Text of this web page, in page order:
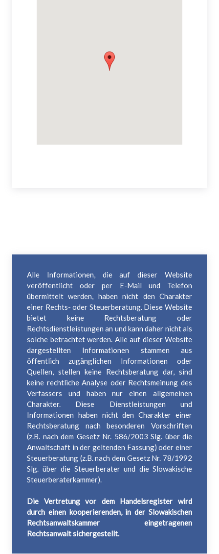
Alle Informationen, die auf dieser Website
veröffentlicht oder per E-Mail und Telefon
übermittelt werden, haben nicht den Charakter
einer Rechts- oder Steuerberatung. Diese Website
bietet keine Rechtsberatung oder
Rechtsdienstleistungen an und kann daher nicht als
solche betrachtet werden. Alle auf dieser Website
dargestellten Informationen stammen aus
öffentlich zugänglichen Informationen oder
Quellen, stellen keine Rechtsberatung dar, sind
keine rechtliche Analyse oder Rechtsmeinung des
Verfassers und haben nur einen allgemeinen
Charakter. Diese Dienstleistungen und
Informationen haben nicht den Charakter einer
Rechtsberatung nach besonderen Vorschriften
(z.B. nach dem Gesetz Nr. 586/2003 Slg. über die
Anwaltschaft in der geltenden Fassung) oder einer
Steuerberatung (z.B. nach dem Gesetz Nr. 78/1992
Slg. über die Steuerberater und die Slowakische
Steuerberaterkammer).
Die Vertretung vor dem Handelsregister wird
durch einen kooperierenden, in der Slowakischen
Rechtsanwaltskammer eingetragenen
Rechtsanwalt sichergestellt.